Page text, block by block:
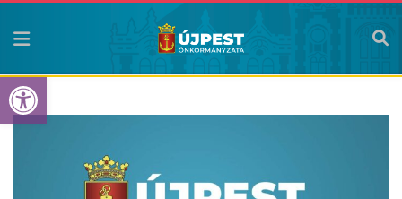
Eszköztár megnyitása